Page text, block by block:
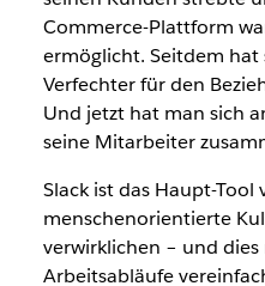
Commerce-Plattform
ermöglicht. Seitdem hat
Verfechter für den
Und jetzt hat man sich
seine Mitarbeiter
Slack ist das Haupt-Tool
menschenorientierte
verwirklichen – und dies
Arbeitsabläufe